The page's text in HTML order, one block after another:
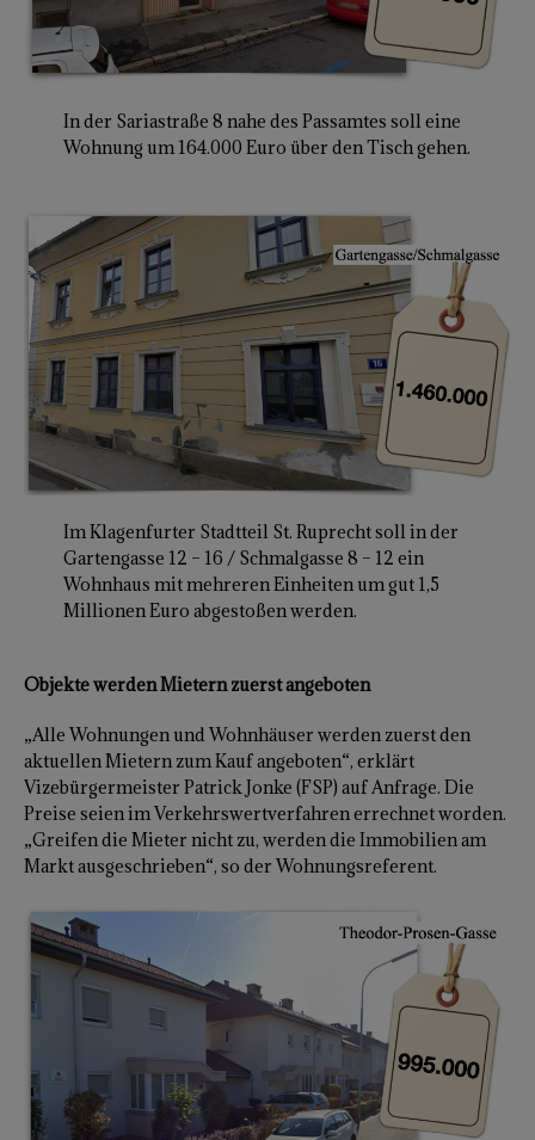
In der Sariastraße 8 nahe des Passamtes soll eine
Wohnung um 164.000 Euro über den Tisch gehen.
Im Klagenfurter Stadtteil St. Ruprecht soll in der
Gartengasse 12 – 16 / Schmalgasse 8 – 12 ein
Wohnhaus mit mehreren Einheiten um gut 1,5
Millionen Euro abgestoßen werden.
Objekte werden Mietern zuerst angeboten
„Alle Wohnungen und Wohnhäuser werden zuerst den
aktuellen Mietern zum Kauf angeboten“, erklärt
Vizebürgermeister Patrick Jonke (FSP) auf Anfrage. Die
Preise seien im Verkehrswertverfahren errechnet worden.
„Greifen die Mieter nicht zu, werden die Immobilien am
Markt ausgeschrieben“, so der Wohnungsreferent.